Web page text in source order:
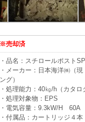
※売却済
・品名：スチロールポスト
・メーカー：日本海洋㈱（
ング）
・処理能力：40㎏/h（カタロ
・処理対象物：EPS
・電気容量：9.3kW/H 60A
・付属品：カートリッジ４本